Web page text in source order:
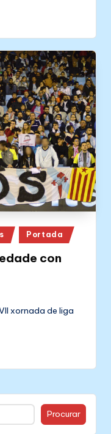
Portada
con
xornada de liga
Procurar